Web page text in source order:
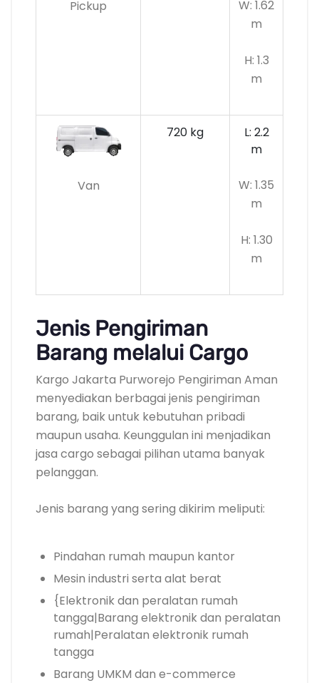
Pickup
W: 1.62
m
H: 1.3
m
Van
720 kg
L: 2.2
m
W: 1.35
m
H: 1.30
m
Jenis Pengiriman
Barang melalui Cargo
Kargo Jakarta Purworejo Pengiriman Aman
menyediakan berbagai jenis pengiriman
barang, baik untuk kebutuhan pribadi
maupun usaha. Keunggulan ini menjadikan
jasa cargo sebagai pilihan utama banyak
pelanggan.
Jenis barang yang sering dikirim meliputi:
Pindahan rumah maupun kantor
Mesin industri serta alat berat
{Elektronik dan peralatan rumah
tangga|Barang elektronik dan peralatan
rumah|Peralatan elektronik rumah
tangga
Barang UMKM dan e-commerce